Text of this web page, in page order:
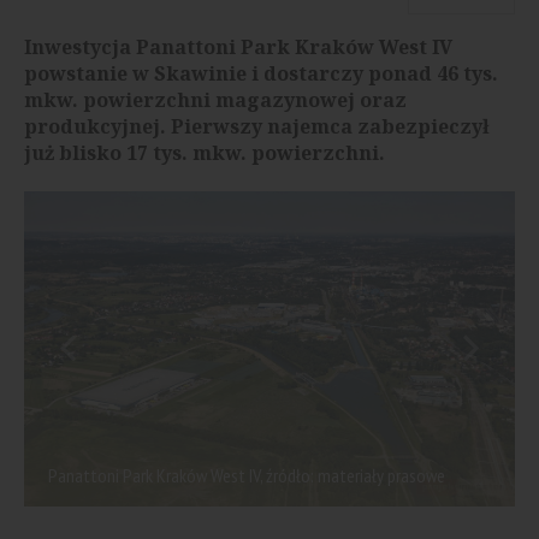
Inwestycja Panattoni Park Kraków West IV
powstanie w Skawinie i dostarczy ponad 46 tys.
mkw. powierzchni magazynowej oraz
produkcyjnej. Pierwszy najemca zabezpieczył
już blisko 17 tys. mkw. powierzchni.